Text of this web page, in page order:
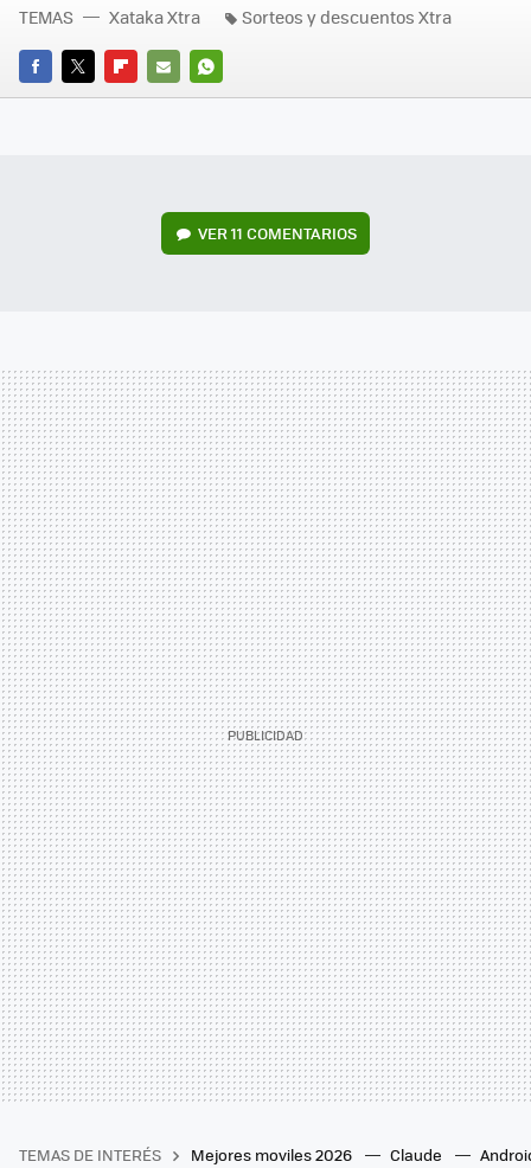
FACEBOOK
TWITTERFLIPBOARD
E-
WHATSAPP
TEMAS Xataka Xtra Sorteos y descuentos Xtra
VER11 COMENTARIOS
TEMAS DE INTERÉS Mejores moviles 2026 Claude